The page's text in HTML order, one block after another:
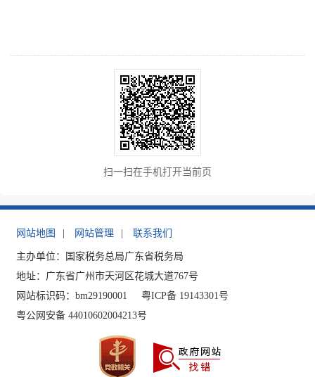
扫一扫在手机打开当前页
网站地图 网站管理 联系我们
主办单位：国家税务总局广东省税务局
地址：广东省广州市天河区花城大道767号
网站标识码：bm29190001
粤ICP备 19143301号
粤公网安备 44010602004213号